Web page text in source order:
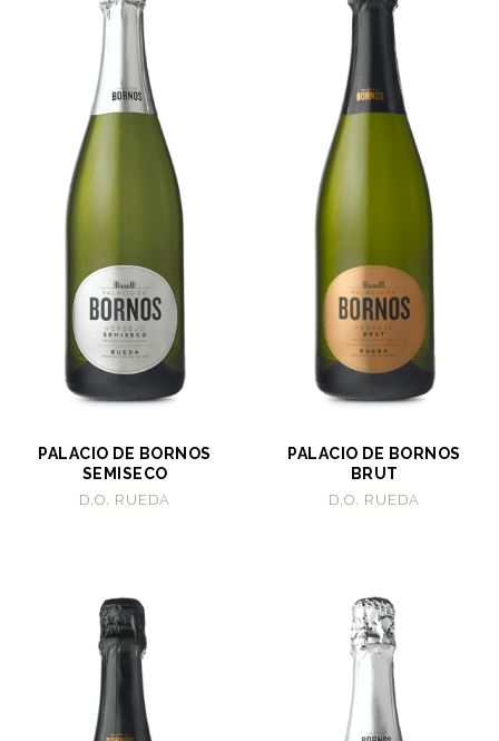
PALACIO DE BORNOS
SEMISECO
D.O. RUEDA
PALACIO DE BORNOS
BRUT
D.O. RUEDA